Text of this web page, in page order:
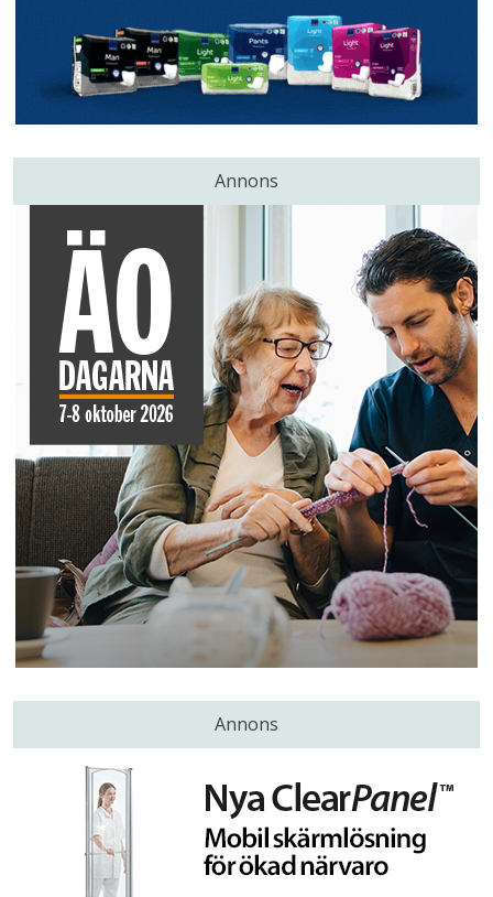
Annons
Annons